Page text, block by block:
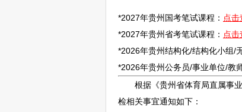
*2027年贵州国考笔试课程： 点击
*2027年贵州省考笔试课程： 点击
*2026年贵州结构化/结构化小组/
*2026年贵州公务员/事业单位/教
根据《贵州省体育局直属事
检相关事宜通知如下：